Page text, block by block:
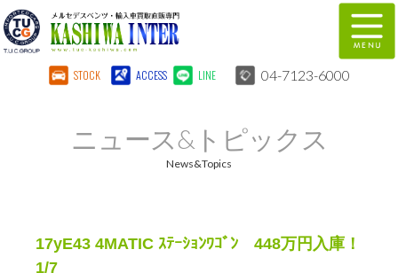
STOCK ACCESS LINE 04-7123-6000
特別作業
ニュース&トピックス
News&Topics
17yE43 4MATIC ｽﾃｰｼｮﾝﾜｺﾞﾝ 448万円入庫！
1/7